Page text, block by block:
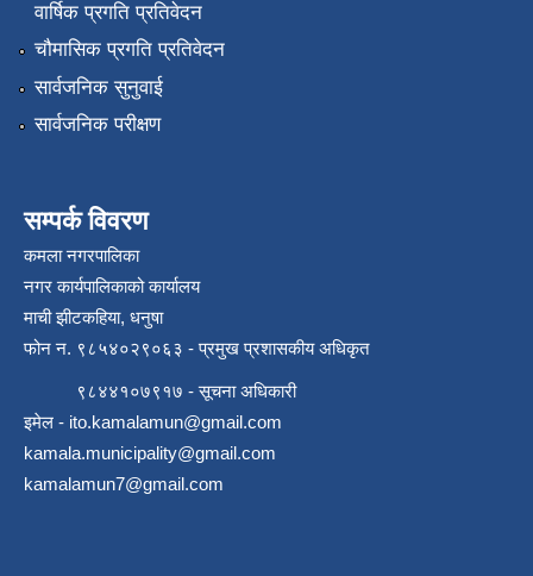
वार्षिक प्रगति प्रतिवेदन
चौमासिक प्रगति प्रतिवेदन
सार्वजनिक सुनुवाई
सार्वजनिक परीक्षण
सम्पर्क विवरण
कमला नगरपालिका
नगर कार्यपालिकाको कार्यालय
माची झीटकहिया, धनुषा
फोन न‌. ९८५४०२९०६३ - प्रमुख प्रशासकीय अधिकृत
९८४४१०७९१७ - सूचना अधिकारी
इमेल - ito.kamalamun@gmail.com
kamala.municipality@gmail.com
kamalamun7@gmail.com